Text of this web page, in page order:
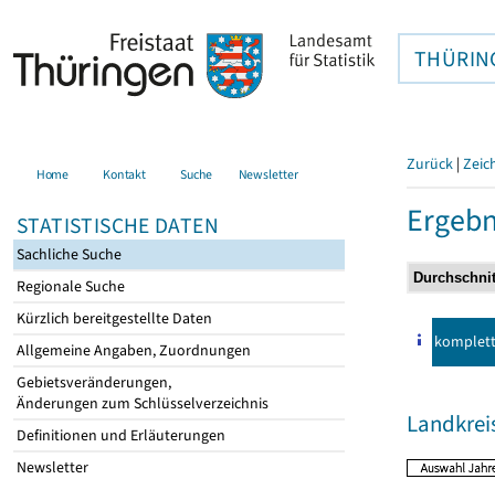
Home Kontakt Suche Newsletter
STATISTISCHE DATEN
Sachliche Suche
Regionale Suche
Kürzlich bereitgestellte Daten
Allgemeine Angaben, Zuordnungen
Gebietsveränderungen,
Änderungen zum Schlüsselverzeichnis
Definitionen und Erläuterungen
Newsletter
Zurück |
komplett